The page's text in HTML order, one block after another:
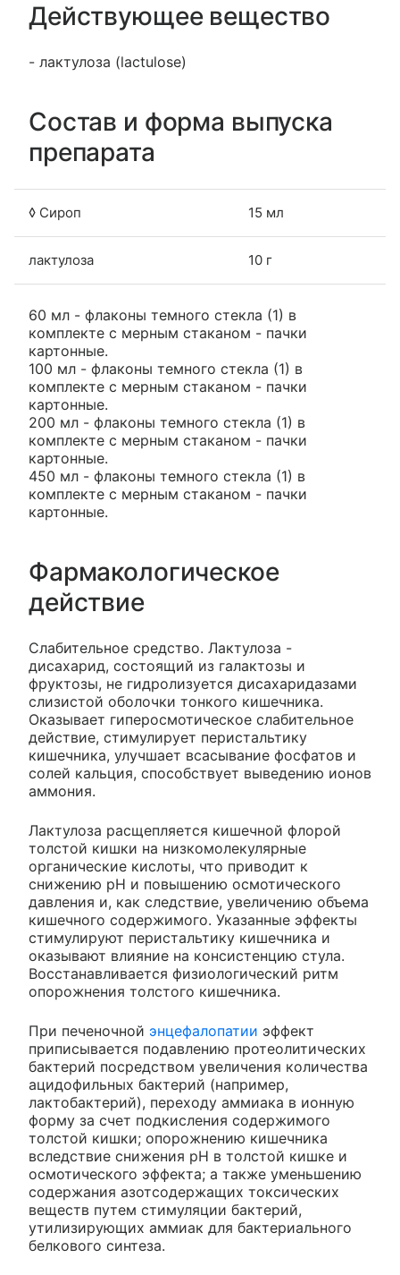
Действующее вещество
- лактулоза (lactulose)
Состав и форма выпуска
препарата
◊ Сироп 15 мл
лактулоза 10 г
60 мл - флаконы темного стекла (1) в
комплекте с мерным стаканом - пачки
картонные.
100 мл - флаконы темного стекла (1) в
комплекте с мерным стаканом - пачки
картонные.
200 мл - флаконы темного стекла (1) в
комплекте с мерным стаканом - пачки
картонные.
450 мл - флаконы темного стекла (1) в
комплекте с мерным стаканом - пачки
картонные.
Фармакологическое
действие
Слабительное средство. Лактулоза -
дисахарид, состоящий из галактозы и
фруктозы, не гидролизуется дисахаридазами
слизистой оболочки тонкого кишечника.
Оказывает гиперосмотическое слабительное
действие, стимулирует перистальтику
кишечника, улучшает всасывание фосфатов и
солей кальция, способствует выведению ионов
аммония.
Лактулоза расщепляется кишечной флорой
толстой кишки на низкомолекулярные
органические кислоты, что приводит к
снижению pH и повышению осмотического
давления и, как следствие, увеличению объема
кишечного содержимого. Указанные эффекты
стимулируют перистальтику кишечника и
оказывают влияние на консистенцию стула.
Восстанавливается физиологический ритм
опорожнения толстого кишечника.
При печеночной энцефалопатии эффект
приписывается подавлению протеолитических
бактерий посредством увеличения количества
ацидофильных бактерий (например,
лактобактерий), переходу аммиака в ионную
форму за счет подкисления содержимого
толстой кишки; опорожнению кишечника
вследствие снижения pH в толстой кишке и
осмотического эффекта; а также уменьшению
содержания азотсодержащих токсических
веществ путем стимуляции бактерий,
утилизирующих аммиак для бактериального
белкового синтеза.